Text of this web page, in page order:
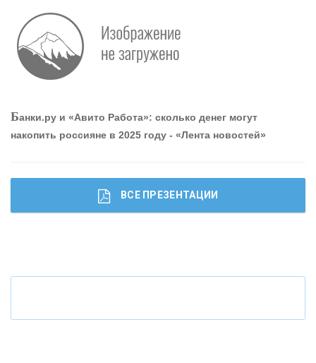
привлечь и удержать персонал - «Интервью»
Что будет с наличными деньгами при цифровом
Банки.ру и «Авито Работа»: сколько денег могут
накопить россияне в 2025 году - «Лента новостей»
ВСЕ ПРЕЗЕНТАЦИИ